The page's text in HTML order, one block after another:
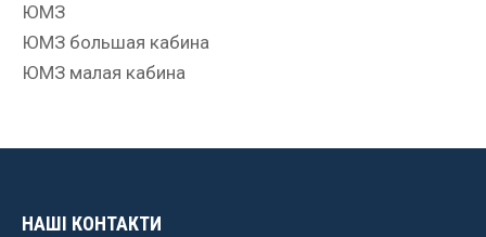
ЮМЗ
ЮМЗ большая кабина
ЮМЗ малая кабина
НАШІ КОНТАКТИ